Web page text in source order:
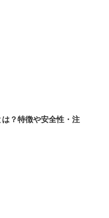
？特徴や安全性・注